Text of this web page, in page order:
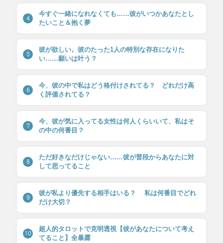
4
今すぐ一緒になれなくても……彼がいつかあなたとし
たいこと＆抱く夢
5
彼が欲しい。彼のたった1人の特別な存在になりた
い……願いは叶う？
6
今、彼の中で私はどう格付けされてる？ どれだけ高
く評価されてる？
7
今、彼が気に入ってる女性は何人くらいいて、私はそ
の中の何番目？
8
ただ好きなだけじゃない……彼が普段からあなたに対
して思ってること
9
彼が私より優先する相手はいる？ 私は何番目でどれ
だけ大切？
10
超人的タロットで克明透視【彼があなたについて考え
てること】全暴露